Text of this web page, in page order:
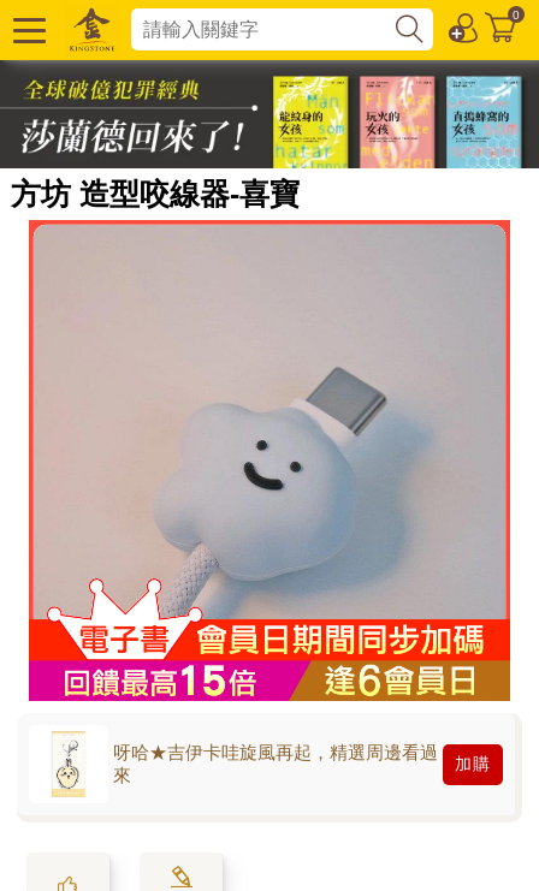
0
方坊 造型咬線器-喜寶
呀哈★吉伊卡哇旋風再起，精選周邊看過
來
加購